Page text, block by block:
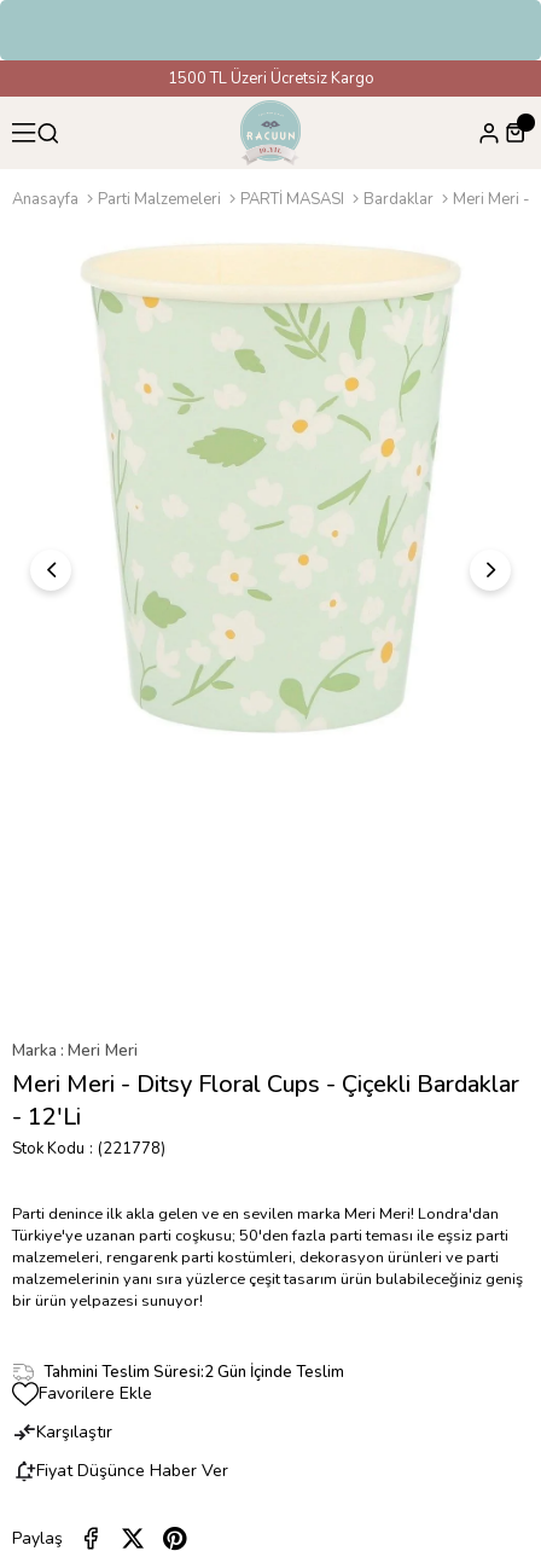
1500 TL Üzeri Ücretsiz Kargo
Anasayfa Parti Malzemeleri PARTİ MASASI Bardaklar Meri Meri -
Marka : Meri Meri
Meri Meri - Ditsy Floral Cups - Çiçekli Bardaklar
- 12'Li
Stok Kodu (221778)
Parti denince ilk akla gelen ve en sevilen marka Meri Meri! Londra'dan
Türkiye'ye uzanan parti coşkusu; 50'den fazla parti teması ile eşsiz parti
malzemeleri, rengarenk parti kostümleri, dekorasyon ürünleri ve parti
malzemelerinin yanı sıra yüzlerce çeşit tasarım ürün bulabileceğiniz geniş
bir ürün yelpazesi sunuyor!
Tahmini Teslim Süresi:2 Gün İçinde Teslim
Favorilere Ekle
Karşılaştır
Fiyat Düşünce Haber Ver
Paylaş